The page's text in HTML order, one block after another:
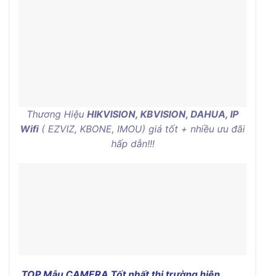
Thương Hiệu HIKVISION, KBVISION, DAHUA, IP
Wifi( EZVIZ, KBONE, IMOU) giá tốt + nhiều ưu đãi
hấp dẫn!!!